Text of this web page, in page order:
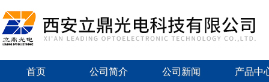
首页 公司简介 公司新闻 产品中